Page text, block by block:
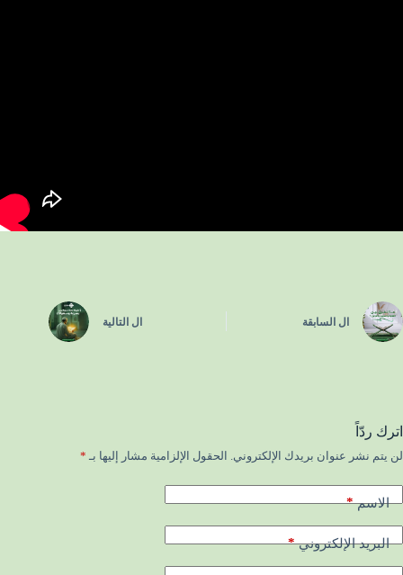
ال السابقة ال التالية
اترك ردّاً
لن يتم نشر عنوان بريدك الإلكتروني. الحقول الإلزامية مشار إليها بـ *
الاسم*
البريد الإلكتروني*